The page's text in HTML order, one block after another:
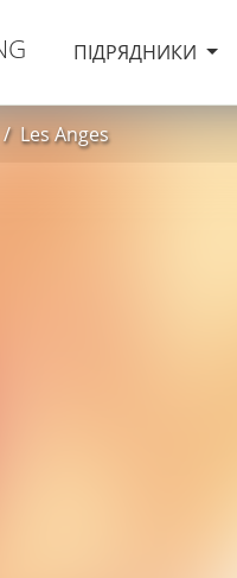
ПІДРЯДНИКИ
Les Anges